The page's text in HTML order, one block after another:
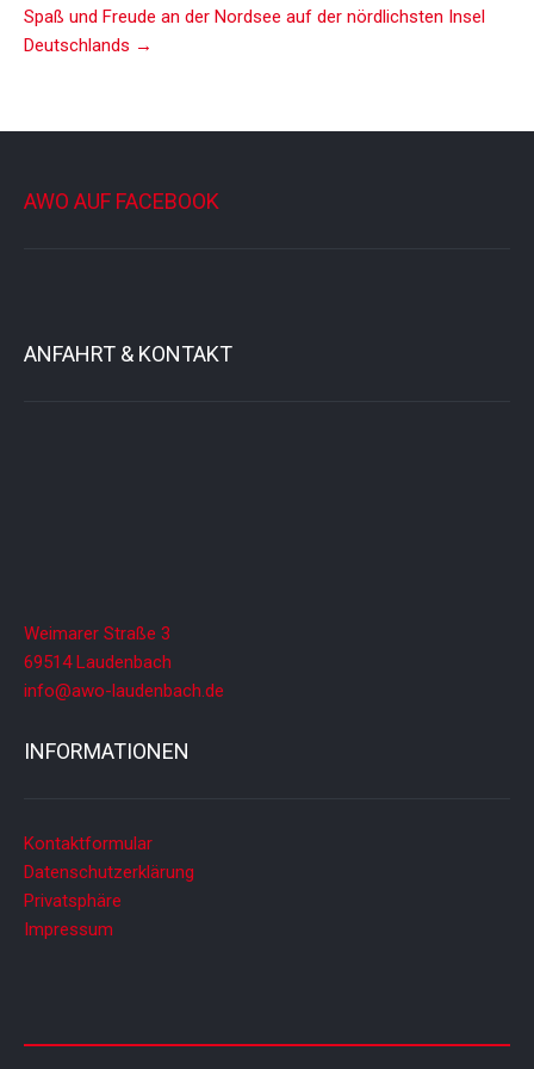
Spaß und Freude an der Nordsee auf der nördlichsten Insel
Deutschlands →
AWO AUF FACEBOOK
ANFAHRT & KONTAKT
Weimarer Straße 3
69514 Laudenbach
info@awo-laudenbach.de
INFORMATIONEN
Kontaktformular
Datenschutzerklärung
Privatsphäre
Impressum